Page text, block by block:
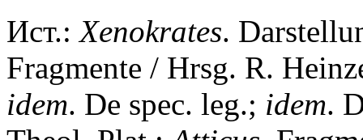
Ист.:Xenokrates.
Fragmente / Hrsg. R.
idem. De spec. leg.; idem.